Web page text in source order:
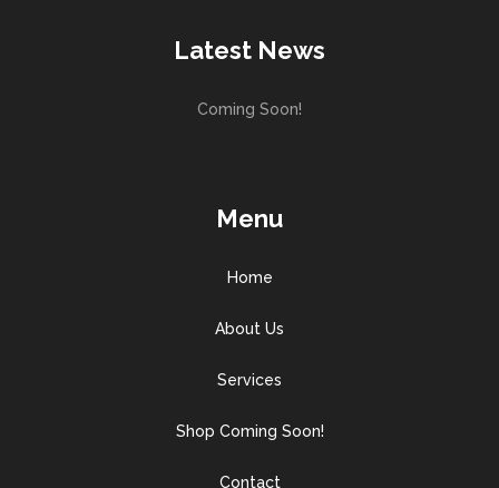
Latest News
Coming Soon!
Menu
Home
About Us
Services
Shop Coming Soon!
Contact